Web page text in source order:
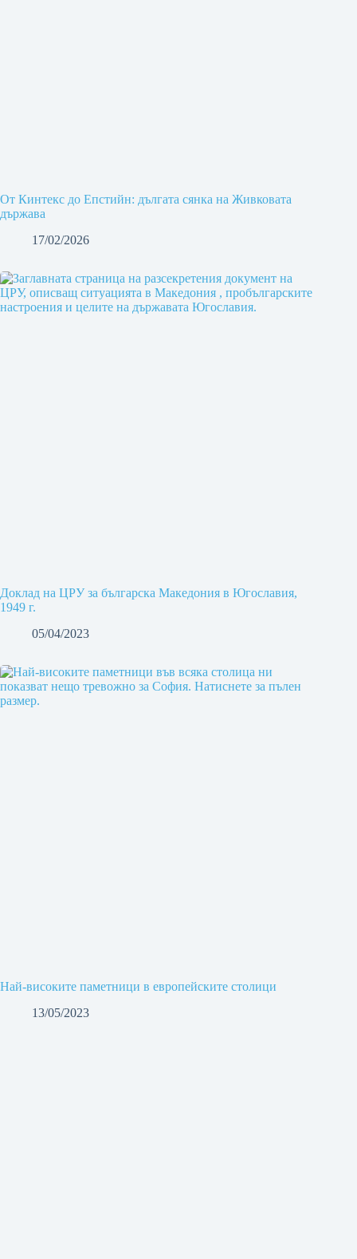
От Кинтекс до Епстийн: дългата сянка на Живковата
държава
17/02/2026
Доклад на ЦРУ за българска Македония в Югославия,
1949 г.
05/04/2023
Най-високите паметници в европейските столици
13/05/2023